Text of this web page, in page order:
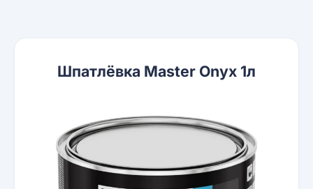
Шпатлёвка Master Onyx 1л